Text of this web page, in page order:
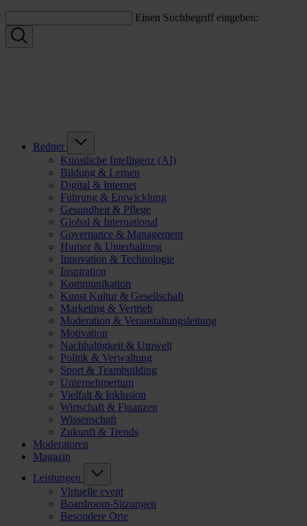
Einen Suchbegriff eingeben:
Redner
Künstliche Intelligenz (AI)
Bildung & Lernen
Digital & Internet
Führung & Entwicklung
Gesundheit & Pflege
Global & International
Governance & Management
Humor & Unterhaltung
Innovation & Technologie
Inspiration
Kommunikation
Kunst Kultur & Gesellschaft
Marketing & Vertrieb
Moderation & Veranstaltungsleitung
Motivation
Nachhaltigkeit & Umwelt
Politik & Verwaltung
Sport & Teambuilding
Unternehmertum
Vielfalt & Inklusion
Wirtschaft & Finanzen
Wissenschaft
Zukunft & Trends
Moderatoren
Magazin
Leistungen
Virtuelle event
Boardroom-Sitzungen
Besondere Orte